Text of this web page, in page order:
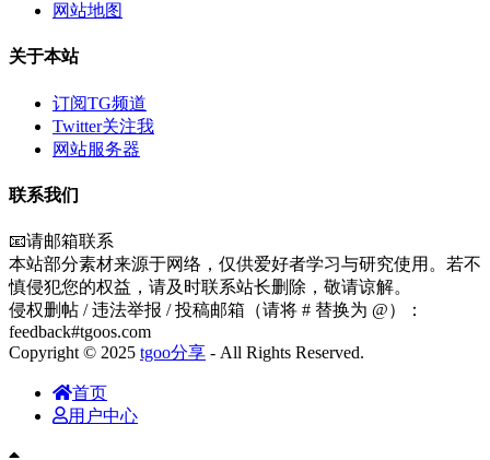
网站地图
关于本站
订阅TG频道
Twitter关注我
网站服务器
联系我们
📧请邮箱联系
本站部分素材来源于网络，仅供爱好者学习与研究使用。若不
慎侵犯您的权益，请及时联系站长删除，敬请谅解。
侵权删帖 / 违法举报 / 投稿邮箱（请将 # 替换为 @）：
feedback#tgoos.com
Copyright © 2025 tgoo分享 - All Rights Reserved.
首页
用户中心